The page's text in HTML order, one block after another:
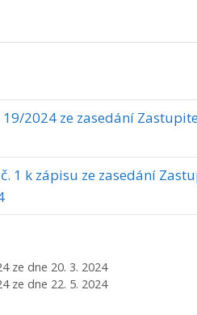
19/2024 ze zasedání
1 k zápisu ze zasedání
ze dne 20. 3. 2024
ze dne 22. 5. 2024